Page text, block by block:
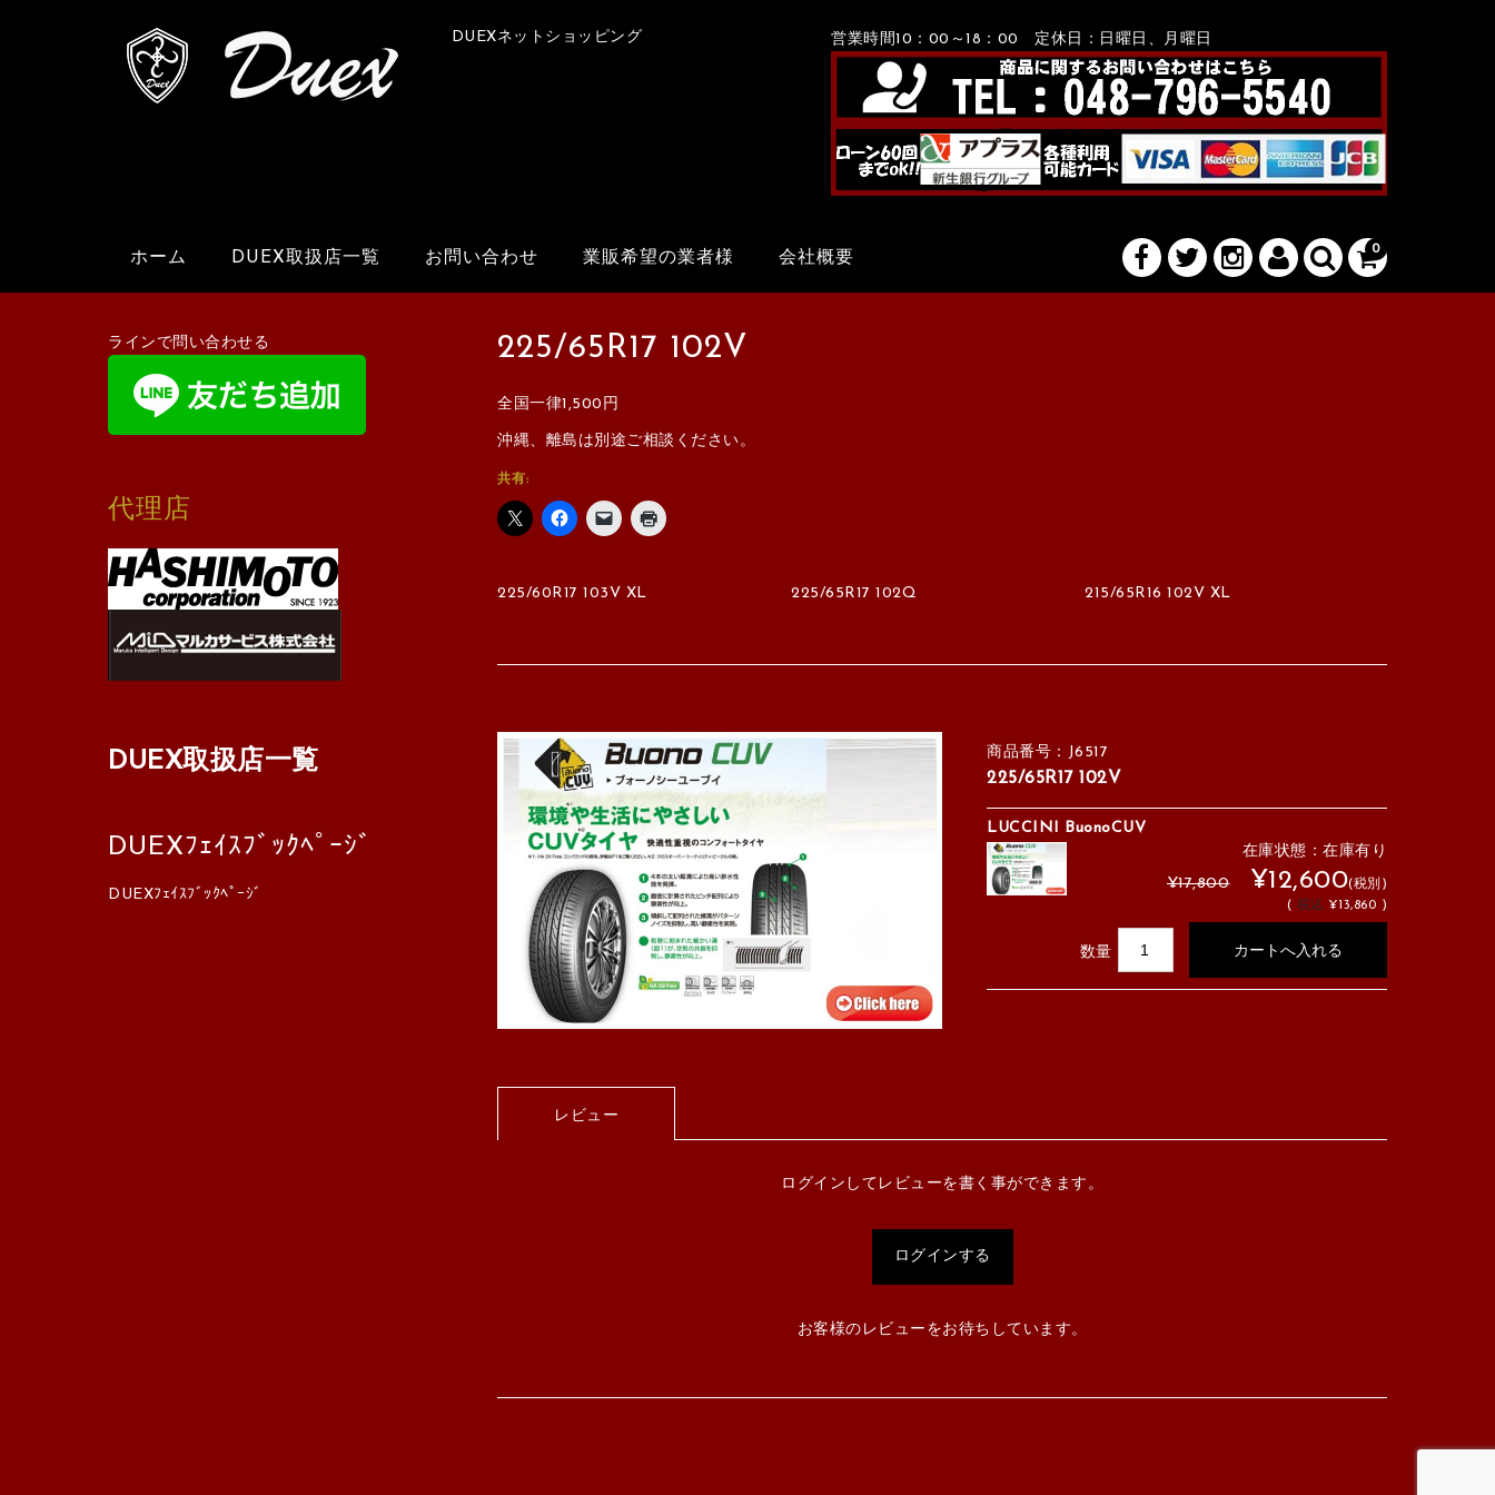
DUEXネットショッピング 営業時間10：00～18：00 定休日：日曜日、月曜日
0
ホーム DUEX取扱店一覧 お問い合わせ 業販希望の業者様 会社概要
225/65R17 102V
全国一律1,500円
沖縄、離島は別途ご相談ください。
共有:
225/60R17 103V XL 225/65R17 102Q 215/65R16 102V XL
商品番号：J6517
225/65R17 102V
LUCCINI BuonoCUV
在庫状態：在庫有り
¥17,800
¥12,600(税別)
( 税込 ¥13,860 )
数量
レビュー
ログインしてレビューを書く事ができます。
ログインする
お客様のレビューをお待ちしています。
ラインで問い合わせる
代理店
DUEX取扱店一覧
DUEXﾌｪｲｽﾌﾞｯｸﾍﾟｰｼﾞ
DUEXﾌｪｲｽﾌﾞｯｸﾍﾟｰｼﾞ